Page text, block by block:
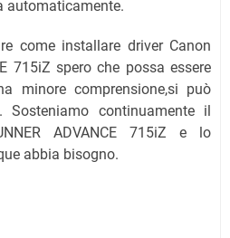
automaticamente.
come installare driver Canon
715iZ spero che possa essere
minore comprensione,si può
Sosteniamo continuamente il
ADVANCE 715iZ e lo
abbia bisogno.